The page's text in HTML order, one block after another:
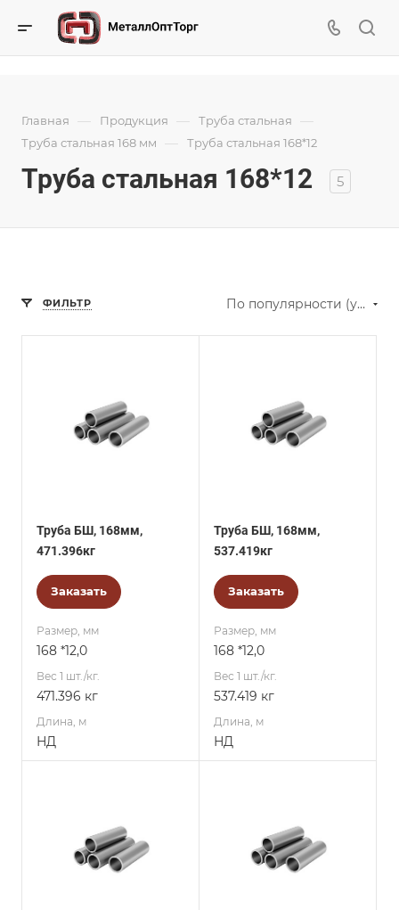
Главная — Продукция — Труба стальная —
Труба стальная 168 мм — Труба стальная 168*12
Труба стальная 168*12 5
ФИЛЬТР По популярности (убывание)
Труба БШ, 168мм,
471.396кг
Заказать
Размер, мм
168 *12,0
Вес 1 шт./кг.
471.396 кг
Длина, м
НД
Труба БШ, 168мм,
537.419кг
Заказать
Размер, мм
168 *12,0
Вес 1 шт./кг.
537.419 кг
Длина, м
НД